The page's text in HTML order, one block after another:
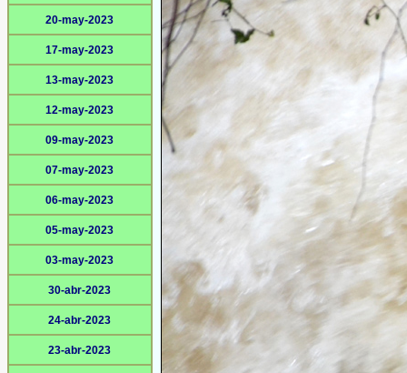
20-may-2023
17-may-2023
13-may-2023
12-may-2023
09-may-2023
07-may-2023
06-may-2023
05-may-2023
03-may-2023
30-abr-2023
24-abr-2023
23-abr-2023